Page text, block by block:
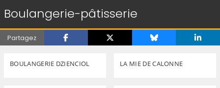
Boulangerie-pâtisserie
Partagez
BOULANGERIE DZIENCIOL LA MIE DE CALONNE